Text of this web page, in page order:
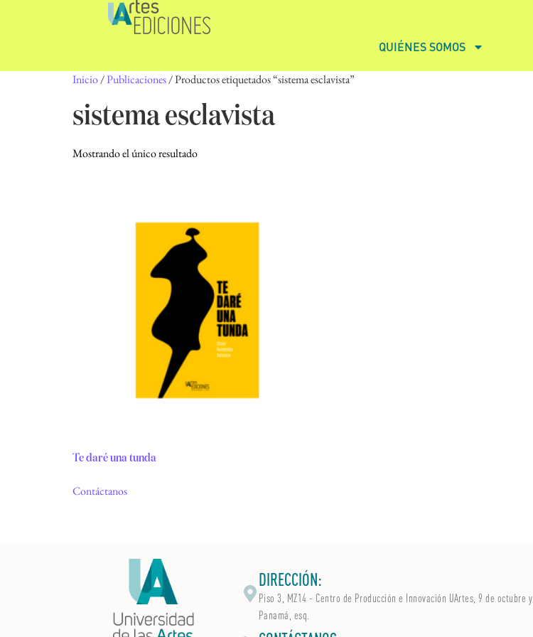
QUIÉNES SOMOS
Inicio/Publicaciones/ Productos etiquetados “sistema esclavista”
sistema esclavista
Mostrando el único resultado
Te daré una tunda
Contáctanos
DIRECCIÓN:
Piso 3, MZ14 - Centro de Producción e Innovación UArtes, 9 de octubre y
Panamá, esq.